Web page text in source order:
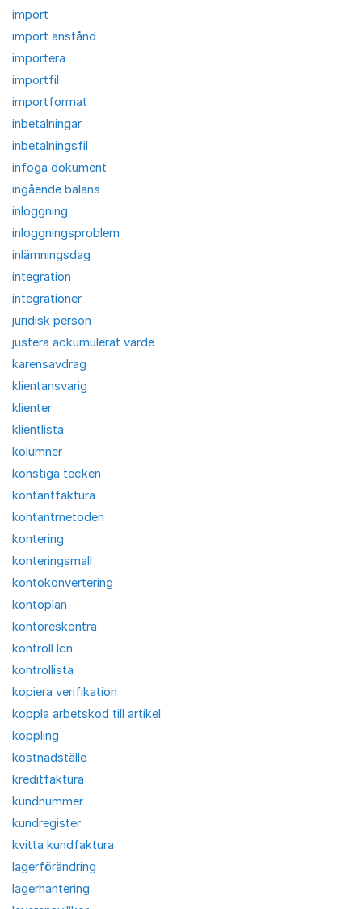
import
import anstånd
importera
importfil
importformat
inbetalningar
inbetalningsfil
infoga dokument
ingående balans
inloggning
inloggningsproblem
inlämningsdag
integration
integrationer
juridisk person
justera ackumulerat värde
karensavdrag
klientansvarig
klienter
klientlista
kolumner
konstiga tecken
kontantfaktura
kontantmetoden
kontering
konteringsmall
kontokonvertering
kontoplan
kontoreskontra
kontroll lön
kontrollista
kopiera verifikation
koppla arbetskod till artikel
koppling
kostnadställe
kreditfaktura
kundnummer
kundregister
kvitta kundfaktura
lagerförändring
lagerhantering